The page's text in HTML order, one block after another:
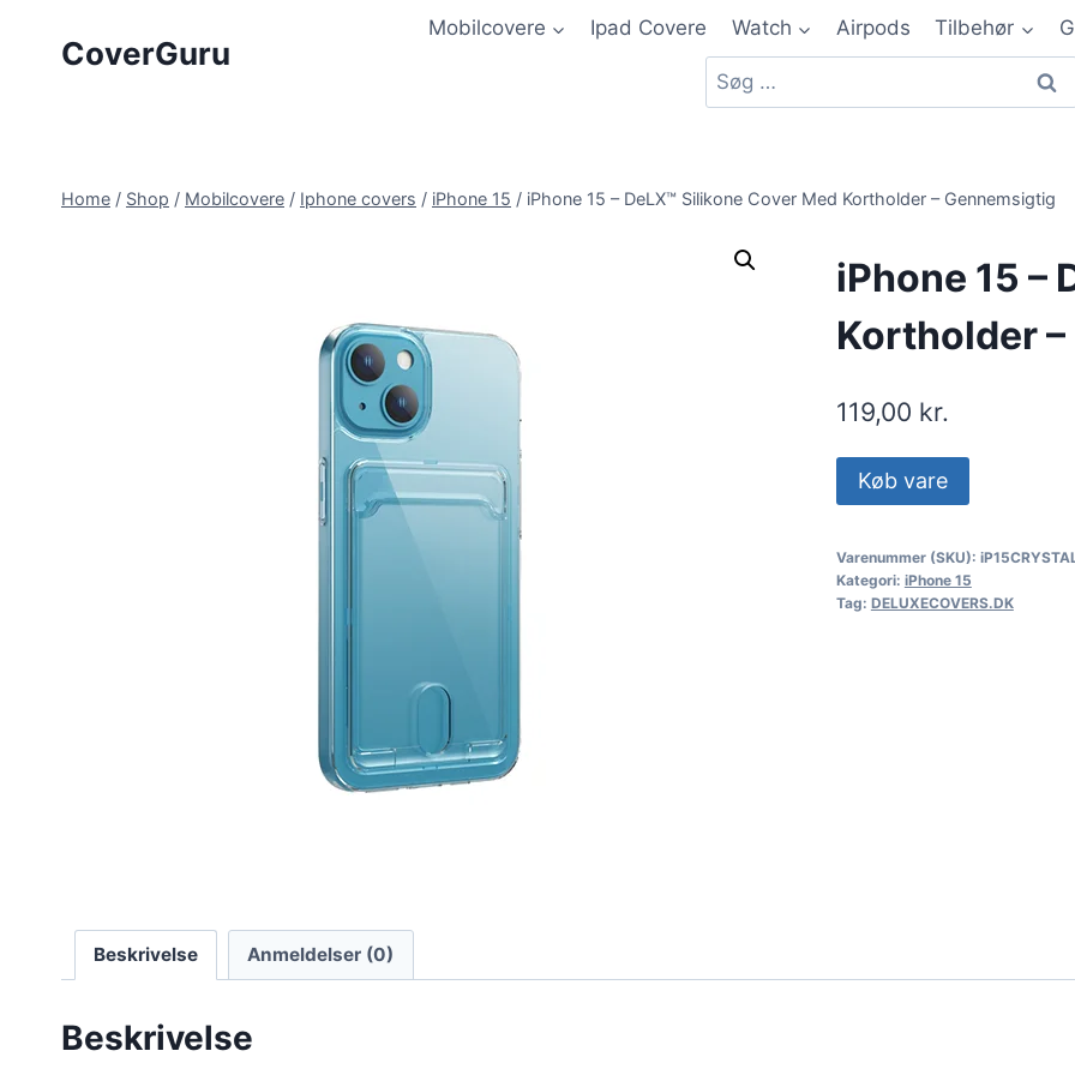
CoverGuru
Mobilcovere Ipad Covere Watch Airpods Tilbehør
Home / Shop / Mobilcovere / Iphone covers / iPhone 15 / iPhone 15 – DeLX™ Silikone Cover Med Kortholder – Gennemsigtig
iPhone 15 –
Kortholder
119,00 kr.
Køb vare
Varenummer (SKU):
Kategori: iPhone 15
Tag: DELUXECOVERS.DK
Beskrivelse Anmeldelser (0)
Beskrivelse